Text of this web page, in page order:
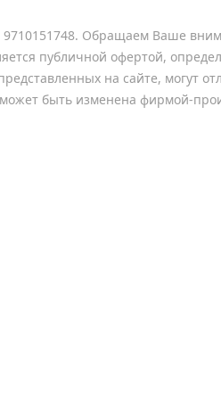
Обращаем Ваше
публичной офертой,
на сайте, могут
может быть изменена фирмой-